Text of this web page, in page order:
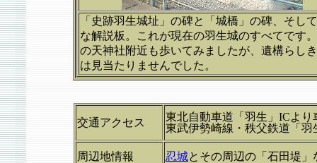
「史跡羽生城址」の碑と「城橋」の碑、そし
な解説板。これが現在の羽生城のすべてです
の天神社附近も歩いてみましたが、遺構らし
は見当たりませんでした。
交通アクセス
東北自動車道「羽生」ICより
東武伊勢崎線・秩父鉄道「羽
周辺地情報 忍城とその周辺の「石田堤」